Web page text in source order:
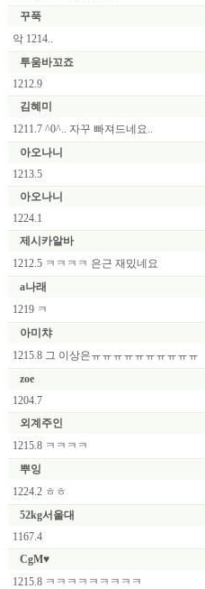
꾸푹
악 1214..
투움바꼬죠
1212.9
김혜미
1211.7 ^0^.. 자꾸 빠져드네요..
아오나니
1213.5
아오나니
1224.1
제시카알바
1212.5 ㅋㅋㅋㅋ 은근 재밌네요
a나래
1219 ㅋ
아미챠
1215.8 그 이상은ㅠㅠㅠㅠㅠㅠㅠㅠㅠㅠ
zoe
1204.7
외계주인
1215.8 ㅋㅋㅋㅋ
뿌잉
1224.2 ㅎㅎ
52kg서울대
1167.4
CgM♥
1215.8 ㅋㅋㅋㅋㅋㅋㅋㅋㅋ